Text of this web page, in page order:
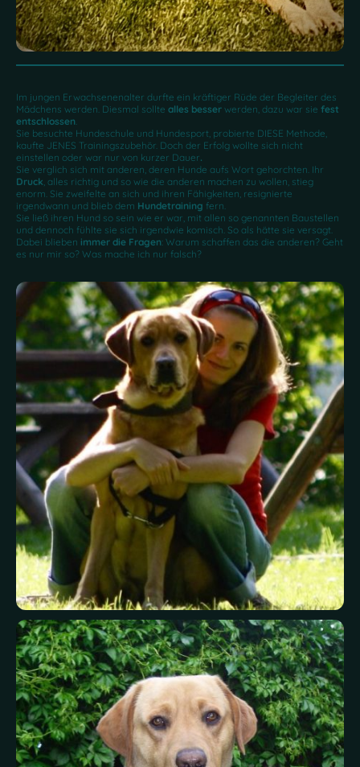
Im jungen Erwachsenenalter durfte ein kräftiger Rüde der Begleiter des
Mädchens werden. Diesmal sollte alles besser werden, dazu war sie fest
entschlossen
Sie besuchte Hundeschule und Hundesport, probierte DIESE Methode,
kaufte JENES Trainingszubehör. Doch der Erfolg wollte sich nicht
einstellen oder war nur von kurzer Dauer.
Sie verglich sich mit anderen, deren Hunde aufs Wort gehorchten. Ihr
Druck , alles richtig und so wie die anderen machen zu wollen, stieg
enorm. Sie zweifelte an sich und ihren Fähigkeiten, resignierte
irgendwann und blieb dem Hundetraining fern.
Sie ließ ihren Hund so sein wie er war, mit allen so genannten Baustellen
und dennoch fühlte sie sich irgendwie komisch. So als hätte sie versagt.
Dabei blieben immer die Fragen: Warum schaffen das die anderen? Geht
es nur mir so? Was mache ich nur falsch?